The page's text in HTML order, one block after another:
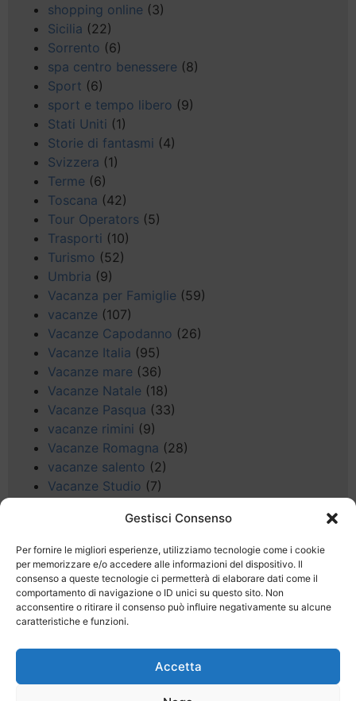
Gestisci Consenso
Per fornire le migliori esperienze, utilizziamo tecnologie come i cookie
per memorizzare e/o accedere alle informazioni del dispositivo. Il
consenso a queste tecnologie ci permetterà di elaborare dati come il
comportamento di navigazione o ID unici su questo sito. Non
acconsentire o ritirare il consenso può influire negativamente su alcune
caratteristiche e funzioni.
Accetta
shopping online (3)
Sicilia (22)
Sorrento (6)
spa centro benessere (8)
Sport (6)
sport e tempo libero (9)
Stati Uniti (1)
Storie di fantasmi (4)
Svizzera (1)
Terme (6)
Toscana (42)
Tour Operators (5)
Trasporti (10)
Turismo (52)
Umbria (9)
Vacanza per Famiglie (59)
vacanze (107)
Vacanze Capodanno (26)
Vacanze Italia (95)
Vacanze mare (36)
Vacanze Natale (18)
Vacanze Pasqua (33)
vacanze rimini (9)
Vacanze Romagna (28)
vacanze salento (2)
Vacanze Studio (7)
(5)
Veneto (25)
Voli low cost(4)
Web(9)
week end(45)
Wellness(11)